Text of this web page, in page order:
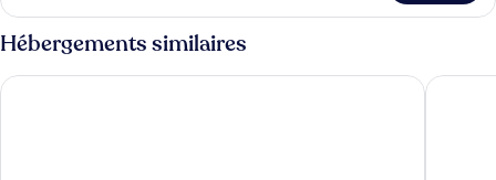
le
type
de
chambre
Chambre
Hébergements similaires
Premier Inn Edinburgh East